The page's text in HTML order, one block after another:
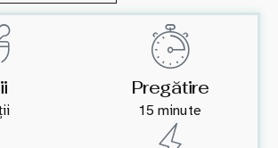
Pregătire
15 minute